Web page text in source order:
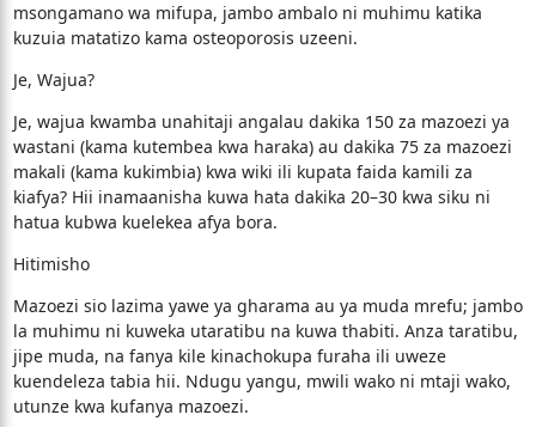
msongamano wa mifupa, jambo ambalo ni muhimu katika
kuzuia matatizo kama osteoporosis uzeeni.
​Je, Wajua?
​Je, wajua kwamba unahitaji angalau dakika 150 za mazoezi ya
wastani (kama kutembea kwa haraka) au dakika 75 za mazoezi
makali (kama kukimbia) kwa wiki ili kupata faida kamili za
kiafya? Hii inamaanisha kuwa hata dakika 20–30 kwa siku ni
hatua kubwa kuelekea afya bora.
​Hitimisho
​Mazoezi sio lazima yawe ya gharama au ya muda mrefu; jambo
la muhimu ni kuweka utaratibu na kuwa thabiti. Anza taratibu,
jipe muda, na fanya kile kinachokupa furaha ili uweze
kuendeleza tabia hii. Ndugu yangu, mwili wako ni mtaji wako,
utunze kwa kufanya mazoezi.